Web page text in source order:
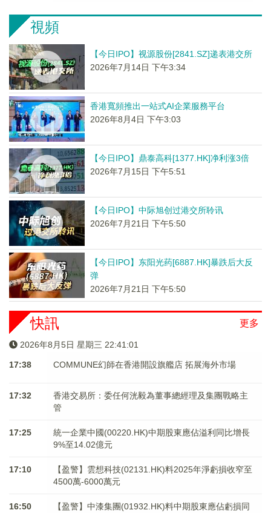
視頻
【今日IPO】视源股份[2841.SZ]递表港交所
2026年7月14日 下午3:34
香港寬頻推出一站式AI企業服務平台
2026年8月4日 下午3:03
【今日IPO】鼎泰高科[1377.HK]净利涨3倍
2026年7月15日 下午5:51
【今日IPO】中际旭创过港交所聆讯
2026年7月21日 下午5:50
【今日IPO】东阳光药[6887.HK]暴跌后大反
弹
2026年7月21日 下午5:50
更多
快訊
2026年8月5日 星期三 22:41:01
17:38 COMMUNE幻師在香港開設旗艦店 拓展海外市場
17:32
香港交易所：委任何洸毅為董事總經理及集團戰略主
管
17:25
統一企業中國(00220.HK)中期股東應佔溢利同比增長
9%至14.02億元
17:10
【盈警】雲想科技(02131.HK)料2025年淨虧損收窄至
4500萬-6000萬元
16:50
【盈警】中漆集團(01932.HK)料中期股東應佔虧損同